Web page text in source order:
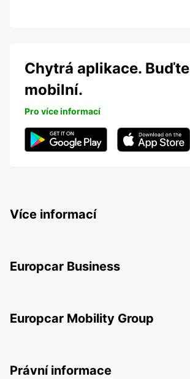
Chytrá aplikace. Buďte
mobilní.
Pro více informací
Více informací
Europcar Business
Europcar Mobility Group
Právní informace